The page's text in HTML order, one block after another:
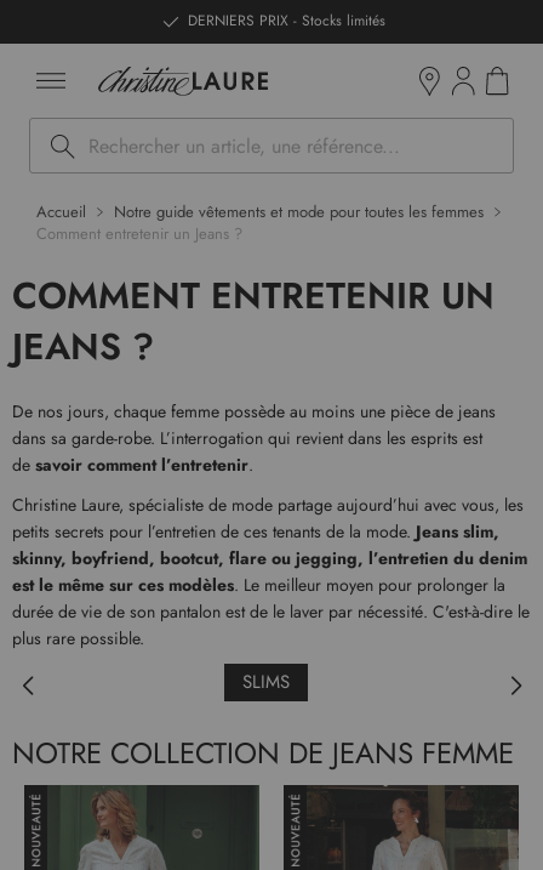
DERNIERS PRIX - Stocks limités
Rechercher
Accueil
Notre guide vêtements et mode pour toutes les femmes
Comment entretenir un Jeans ?
COMMENT ENTRETENIR UN
JEANS ?
De nos jours, chaque femme possède au moins une pièce de jeans
dans sa garde-robe. L’interrogation qui revient dans les esprits est
de savoir comment l’entretenir.
Christine Laure, spécialiste de mode partage aujourd’hui avec vous, les
petits secrets pour l’entretien de ces tenants de la mode. Jeans slim,
skinny, boyfriend, bootcut, flare ou jegging, l’entretien du denim
est le même sur ces modèles. Le meilleur moyen pour prolonger la
durée de vie de son pantalon est de le laver par nécessité. C'est-à-dire le
plus rare possible.
SLIMS
NOTRE COLLECTION DE JEANS FEMME